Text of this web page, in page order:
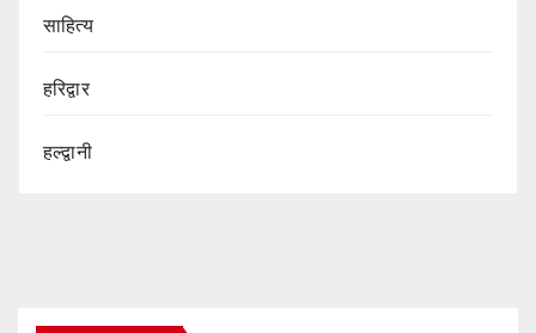
साहित्य
हरिद्वार
हल्द्वानी